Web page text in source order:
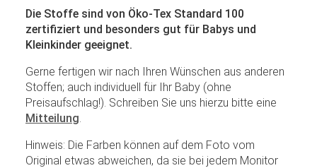
Die Stoffe sind von Öko-Tex Standard 100
zertifiziert und besonders gut für Babys und
Kleinkinder geeignet.
Gerne fertigen wir nach Ihren Wünschen aus anderen
Stoffen; auch individuell für Ihr Baby (ohne
Preisaufschlag!). Schreiben Sie uns hierzu bitte eine
Mitteilung
Hinweis: Die Farben können auf dem Foto vom
Original etwas abweichen, da sie bei jedem Monitor